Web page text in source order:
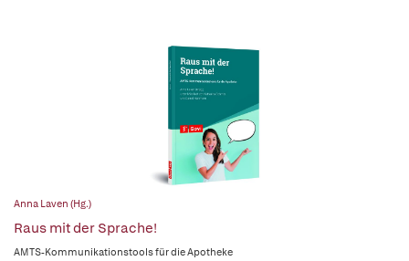
Anna Laven (Hg.)
Raus mit der Sprache!
AMTS-Kommunikationstools für die Apotheke